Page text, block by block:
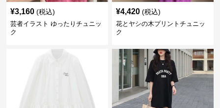
¥3,160 (税込)
芸者イラスト ゆったりチュニッ
ク
¥4,420 (税込)
花とヤシの木プリントチュニッ
ク